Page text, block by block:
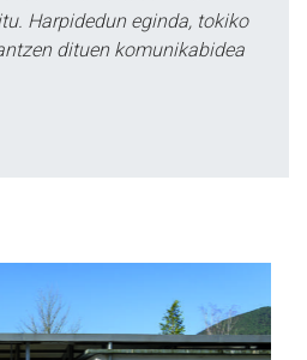
Harpidedun eginda, tokiko
dituen komunikabidea